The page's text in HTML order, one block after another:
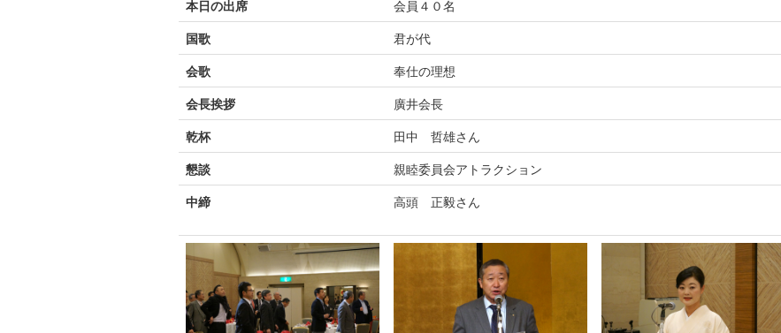
本日の出席
会員４０名
国歌
君が代
会歌
奉仕の理想
会長挨拶
廣井会長
乾杯
田中 哲雄さん
懇談
親睦委員会アトラクション
中締
高頭 正毅さん